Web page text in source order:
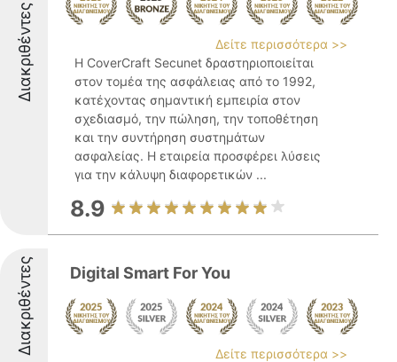
Διακριθέντες
Δείτε περισσότερα >>
Η CoverCraft Secunet δραστηριοποιείται
στον τομέα της ασφάλειας από το 1992,
κατέχοντας σημαντική εμπειρία στον
σχεδιασμό, την πώληση, την τοποθέτηση
και την συντήρηση συστημάτων
ασφαλείας. Η εταιρεία προσφέρει λύσεις
για την κάλυψη διαφορετικών ...
8.9
Διακριθέντες Digital Smart For You
Δείτε περισσότερα >>